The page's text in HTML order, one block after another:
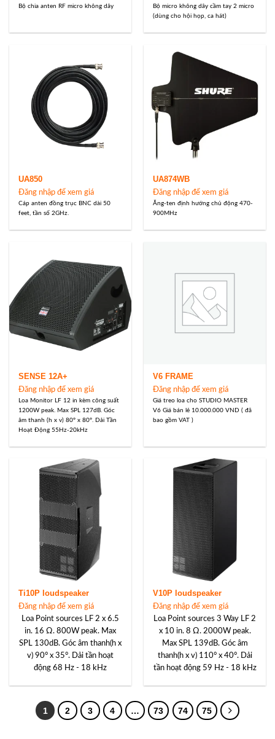
Bộ chia anten RF micro không dây
Bộ micro không dây cầm tay 2 micro
(dùng cho hội họp, ca hát)
UA850
Đăng nhập để xem giá
Cáp anten đồng trục BNC dài 50
feet, tần số 2GHz.
UA874WB
Đăng nhập để xem giá
Ăng-ten định hướng chủ động 470-
900MHz
SENSE 12A+
Đăng nhập để xem giá
Loa Monitor LF 12 in kèm công suất
1200W peak. Max SPL 127dB. Góc
âm thanh (h x v) 80° x 80°. Dải Tần
Hoạt Động 55Hz-20kHz
V6 FRAME
Đăng nhập để xem giá
Giá treo loa cho STUDIO MASTER
V6 Giá bán lẻ 10.000.000 VND ( đã
bao gồm VAT )
Ti10P loudspeaker
Đăng nhập để xem giá
Loa Point sources LF 2 x 6.5
in. 16 Ω. 800W peak. Max
SPL 130dB. Góc âm thanh(h x
v) 90° x 35°. Dải tần hoạt
động 68 Hz - 18 kHz
V10P loudspeaker
Đăng nhập để xem giá
Loa Point sources 3 Way LF 2
x 10 in. 8 Ω. 2000W peak.
Max SPL 139dB. Góc âm
thanh(h x v) 110° x 40°. Dải
tần hoạt động 59 Hz - 18 kHz
1 2 3 4 … 73 74 75